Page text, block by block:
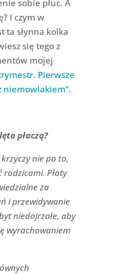
sobie płuc. A
I czym w
ta słynna kolka
się tego z
mojej
Pierwsze
niemowlakiem”.
płaczą?
nie po to,
Płaty
za
i przewidywanie
niedojrzałe, aby
wyrachowaniem